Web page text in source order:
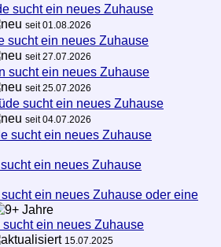
sucht ein neues Zuhause
seit 01.08.2026
sucht ein neues Zuhause
seit 27.07.2026
sucht ein neues Zuhause
seit 25.07.2026
sucht ein neues Zuhause
seit 04.07.2026
sucht ein neues Zuhause
sucht ein neues Zuhause
sucht ein neues Zuhause oder eine
sucht ein neues Zuhause
15.07.2025